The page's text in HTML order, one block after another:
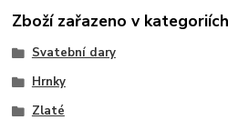
Zboží zařazeno v kategoriích
Svatební dary
Hrnky
Zlaté